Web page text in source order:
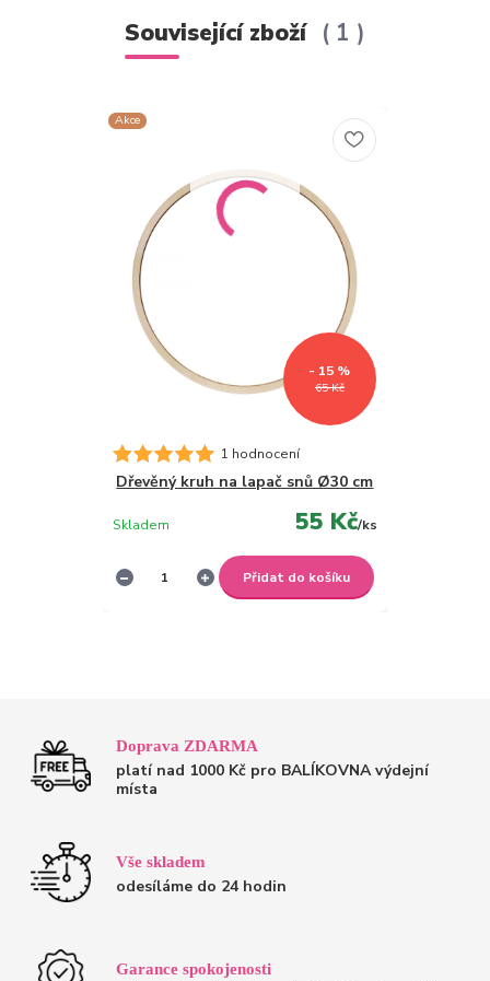
Související zboží 1
Akce
65 Kč
- 15 %
1 hodnocení
Dřevěný kruh na lapač snů Ø30 cm
55 Kč/ks
Skladem
Přidat do košíku
Doprava ZDARMA
platí nad 1000 Kč pro BALÍKOVNA výdejní
místa
Vše skladem
odesíláme do 24 hodin
Garance spokojenosti